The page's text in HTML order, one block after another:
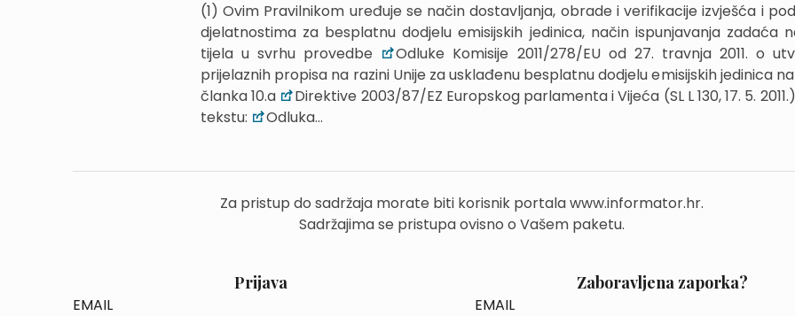
(1) Ovim Pravilnikom uređuje se način dostavljanja, obrade i verifikacije izvješća i
djelatnostima za besplatnu dodjelu emisijskih jedinica, način ispunjavanja zadaća
tijela u svrhu provedbe
Odluke Komisije 2011/278/EU od 27. travnja 2011. o
prijelaznih propisa na razini Unije za usklađenu besplatnu dodjelu emisijskih jedinica
članka 10.a
Direktive 2003/87/EZ Europskog parlamenta i Vijeća (SL L 130, 17. 5.
tekstu:
Odluka...
Za pristup do sadržaja morate biti korisnik portala www.informator.hr.
Sadržajima se pristupa ovisno o Vašem paketu.
Prijava
EMAIL
Zaboravljena zaporka?
EMAIL